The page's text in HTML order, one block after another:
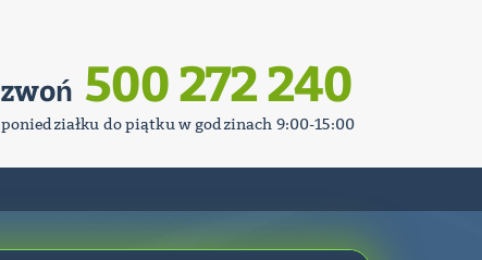
500 272 240
do piątku w godzinach 9:00-15:00